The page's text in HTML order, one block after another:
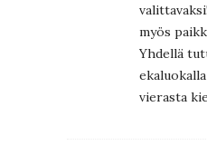
myös
Yhdellä
vierasta